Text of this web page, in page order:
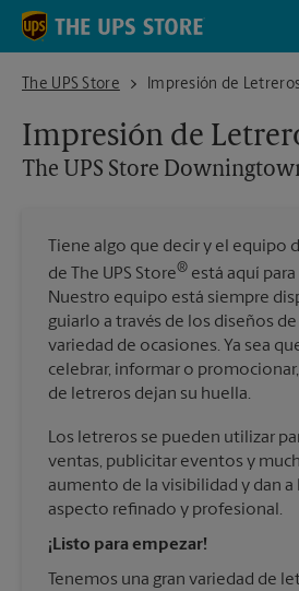
Skip to content
Return to Nav
The UPS Store
The UPS Store Downingtown
Impresión de
Impresión de
The UPS Store
Tiene algo que decir y el equipo
de The UPS Store® está aquí
Nuestro equipo está siempre
guiarlo a través de los diseños
variedad de ocasiones. Ya sea
celebrar, informar o
de letreros dejan su huella.
Los letreros se pueden utilizar
ventas, publicitar eventos y
aumento de la visibilidad y dan a
aspecto refinado y profesional.
¡Listo para empezar!
Tenemos una gran variedad de